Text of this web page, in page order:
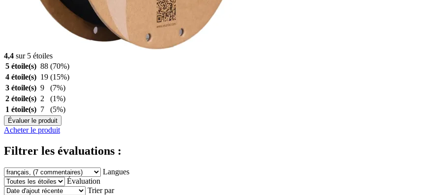
4,4 sur 5 étoiles
5 étoile(s) 88 (70%)
4 étoile(s) 19 (15%)
3 étoile(s) 9
(7%)
2 étoile(s) 2
(1%)
1 étoile(s) 7 (5%)
Évaluer le produit
Acheter le produit
Filtrer les évaluations :
Langues
Évaluation
Trier par